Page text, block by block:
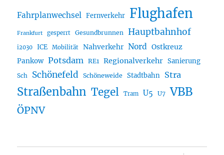
Fahrplanwechsel Fernverkehr Flughafen
Frankfurt gesperrt Gesundbrunnen Hauptbahnhof
i2030 ICE Mobilität Nahverkehr Nord Ostkreuz
Pankow Potsdam RE1 Regionalverkehr Sanierung
Sch Schönefeld Schöneweide Stadtbahn Stra
Straßenbahn Tegel Tram U5 U7 VBB
ÖPNV